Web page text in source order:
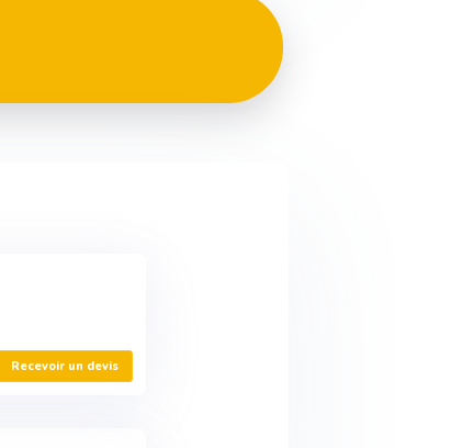
Recevoir un devis